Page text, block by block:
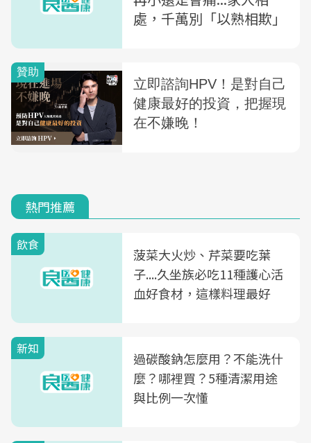
處，千萬別「以熟相欺」
熱門推薦
飲食
菠菜大火炒、芹菜要吃葉
子....久坐族必吃11種護心活
血好食材，這樣料理最好
新知
過碳酸鈉怎麼用？不能洗什
麼？哪裡買？5種清潔用途
與比例一次懂